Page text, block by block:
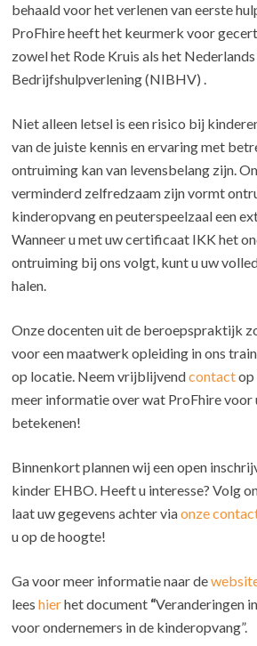
behaald voor het verlenen van eerste
ProFhire heeft het keurmerk voor
zowel het Rode Kruis als het
Bedrijfshulpverlening (NIBHV) .
Niet alleen letsel is een risico bij
van de juiste kennis en ervaring met
ontruiming kan van levensbelang zijn.
verminderd zelfredzaam zijn vormt
kinderopvang en peuterspeelzaal een
Wanneer u met uw certificaat IKK het
ontruiming bij ons volgt, kunt u uw
halen.
Onze docenten uit de beroepspraktijk
voor een maatwerk opleiding in ons
op locatie. Neem vrijblijvendcontactop
meer informatie over wat ProFhire
betekenen!
Binnenkort plannen wij een open
kinder EHBO. Heeft u interesse? Volg
laat uw gegevens achter viaonze
u op de hoogte!
Ga voor meer informatie naar de
leeshierhet document “Veranderingen
voor ondernemers in de kinderopvang”.